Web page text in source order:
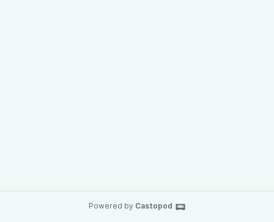
Powered by Castopod